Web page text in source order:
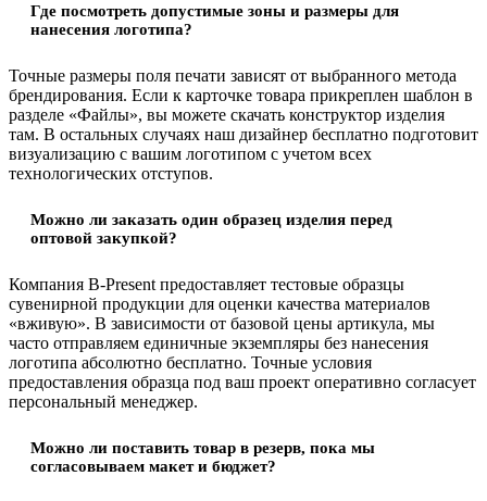
Где посмотреть допустимые зоны и размеры для
нанесения логотипа?
Точные размеры поля печати зависят от выбранного метода
брендирования. Если к карточке товара прикреплен шаблон в
разделе «Файлы», вы можете скачать конструктор изделия
там. В остальных случаях наш дизайнер бесплатно подготовит
визуализацию с вашим логотипом с учетом всех
технологических отступов.
Можно ли заказать один образец изделия перед
оптовой закупкой?
Компания B-Present предоставляет тестовые образцы
сувенирной продукции для оценки качества материалов
«вживую». В зависимости от базовой цены артикула, мы
часто отправляем единичные экземпляры без нанесения
логотипа абсолютно бесплатно. Точные условия
предоставления образца под ваш проект оперативно согласует
персональный менеджер.
Можно ли поставить товар в резерв, пока мы
согласовываем макет и бюджет?